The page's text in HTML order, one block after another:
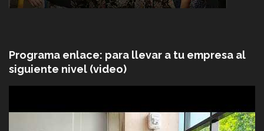
Programa enlace: para llevar a tu empresa al
siguiente nivel (video)